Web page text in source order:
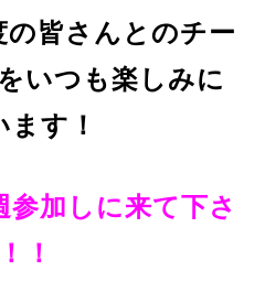
皆さんとのチー
いつも楽しみに
ます！
加しに来て下さ
！